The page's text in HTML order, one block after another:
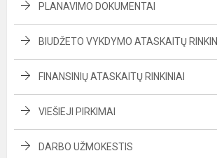
PLANAVIMO DOKUMENTAI
BIUDŽETO VYKDYMO ATASKAITŲ
FINANSINIŲ ATASKAITŲ RINKINIAI
VIEŠIEJI PIRKIMAI
DARBO UŽMOKESTIS